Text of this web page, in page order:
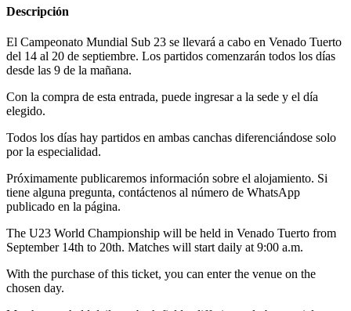
Descripción
El Campeonato Mundial Sub 23 se llevará a cabo en Venado Tuerto
del 14 al 20 de septiembre. Los partidos comenzarán todos los días
desde las 9 de la mañana.
Con la compra de esta entrada, puede ingresar a la sede y el día
elegido.
Todos los días hay partidos en ambas canchas diferenciándose solo
por la especialidad.
Próximamente publicaremos información sobre el alojamiento. Si
tiene alguna pregunta, contáctenos al número de WhatsApp
publicado en la página.
The U23 World Championship will be held in Venado Tuerto from
September 14th to 20th. Matches will start daily at 9:00 a.m.
With the purchase of this ticket, you can enter the venue on the
chosen day.